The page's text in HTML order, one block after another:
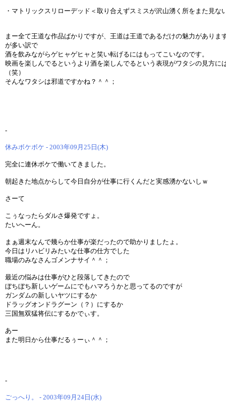
・マトリックスリローデッド＜取り合えずスミスが沢山湧く所をまた見
まー全て王道な作品ばかりですが、王道は王道であるだけの魅力がありま
が多い訳で
酒を飲みながらゲヒャゲヒャと笑い転げるにはもってこいなのです。
映画を楽しんでるというより酒を楽しんでるという表現がワタシの見方に
（笑）
そんなワタシは邪道ですかね？＾＾；
-
休みボケボケ - 2003年09月25日(木)
完全に連休ボケで働いてきました。
朝起きた地点からして今日自分が仕事に行くんだと実感湧かないしｗ
さーて
こぅなったらダルさ爆発ですょ。
たいへーん。
まぁ週末なんで幾らか仕事が楽だったので助かりましたょ。
今日はリハビリみたいな仕事の仕方でした
職場のみなさんゴメンナサイ＾＾；
最近の悩みは仕事がひと段落してきたので
ぼちぼち新しいゲームにでもハマろうかと思ってるのですが
ガンダムの新しいヤツにするか
ドラッグオンドラグーン（？）にするか
三国無双猛将伝にするかでぃす。
あー
また明日から仕事だるぅーぃ＾＾；
-
ごっへり。 - 2003年09月24日(水)